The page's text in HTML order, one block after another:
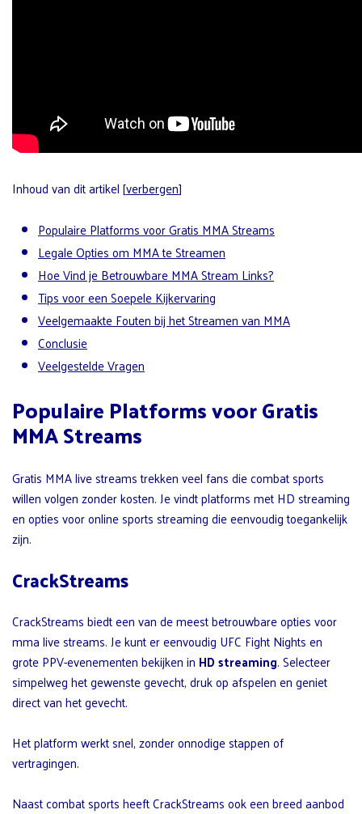
Inhoud van dit artikel[verbergen]
Populaire Platforms voor Gratis MMA Streams
Legale Opties om MMA te Streamen
Hoe Vind je Betrouwbare MMA Stream Links?
Tips voor een Soepele Kijkervaring
Veelgemaakte Fouten bij het Streamen van MMA
Conclusie
Veelgestelde Vragen
Populaire Platforms voor Gratis
MMA Streams
Gratis MMA live streams trekken veel fans die combat sports
willen volgen zonder kosten. Je vindt platforms met HD streaming
en opties voor online sports streaming die eenvoudig toegankelijk
zijn.
CrackStreams
CrackStreams biedt een van de meest betrouwbare opties voor
mma live streams. Je kunt er eenvoudig UFC Fight Nights en
grote PPV-evenementen bekijken in HD streaming. Selecteer
simpelweg het gewenste gevecht, druk op afspelen en geniet
direct van het gevecht.
Het platform werkt snel, zonder onnodige stappen of
vertragingen.
Naast combat sports heeft CrackStreams ook een breed aanbod